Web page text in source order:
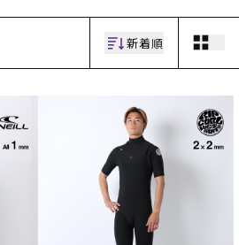
スポーツ 公式アプリ新着順